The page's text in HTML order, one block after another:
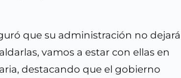
que su administración no dejará
vamos a estar con ellas en
destacando que el gobierno